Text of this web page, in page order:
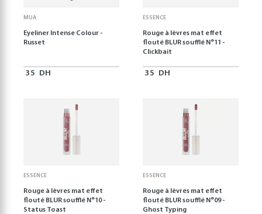
MUA
Eyeliner Intense Colour -
Russet
35 DH
ESSENCE
Rouge à lèvres mat effet
flouté BLUR soufflé N°11 -
Clickbait
35 DH
ESSENCE
Rouge à lèvres mat effet
flouté BLUR soufflé N°10 -
Status Toast
ESSENCE
Rouge à lèvres mat effet
flouté BLUR soufflé N°09 -
Ghost Typing